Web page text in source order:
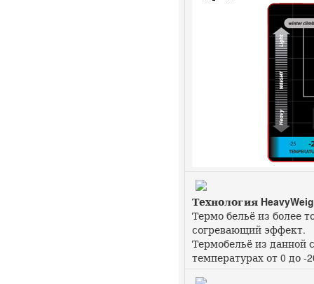
Технология
Термо бельё из более
согревающий эффект.
Термобельё из данной
температурах от 0 до -